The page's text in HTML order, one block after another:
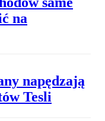
na
napędzają
Tesli